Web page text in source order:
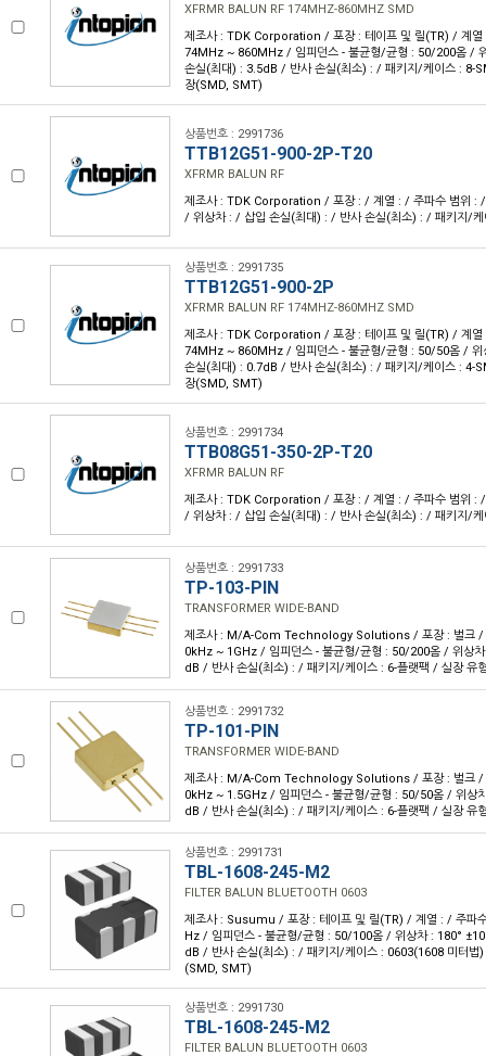
XFRMR BALUN RF 174MHZ-860MHZ SMD
제조사 : TDK Corporation / 포장 : 테이프 및 릴(TR) / 계
74MHz ~ 860MHz / 임피던스 - 불균형/균형 : 50/200옴 /
손실(최대) : 3.5dB / 반사 손실(최소) : / 패키지/케이스 : 8-
장(SMD, SMT)
상품번호 : 2991736
TTB12G51-900-2P-T20
XFRMR BALUN RF
제조사 : TDK Corporation / 포장 : / 계열 : / 주파수 범위 : /
/ 위상차 : / 삽입 손실(최대) : / 반사 손실(최소) : / 패키지/
상품번호 : 2991735
TTB12G51-900-2P
XFRMR BALUN RF 174MHZ-860MHZ SMD
제조사 : TDK Corporation / 포장 : 테이프 및 릴(TR) / 계
74MHz ~ 860MHz / 임피던스 - 불균형/균형 : 50/50옴 / 위
손실(최대) : 0.7dB / 반사 손실(최소) : / 패키지/케이스 : 4-
장(SMD, SMT)
상품번호 : 2991734
TTB08G51-350-2P-T20
XFRMR BALUN RF
제조사 : TDK Corporation / 포장 : / 계열 : / 주파수 범위 : /
/ 위상차 : / 삽입 손실(최대) : / 반사 손실(최소) : / 패키지/
상품번호 : 2991733
TP-103-PIN
TRANSFORMER WIDE-BAND
제조사 : M/A-Com Technology Solutions / 포장 : 벌크 /
0kHz ~ 1GHz / 임피던스 - 불균형/균형 : 50/200옴 / 위상
dB / 반사 손실(최소) : / 패키지/케이스 : 6-플랫팩 / 실장 유
상품번호 : 2991732
TP-101-PIN
TRANSFORMER WIDE-BAND
제조사 : M/A-Com Technology Solutions / 포장 : 벌크 /
0kHz ~ 1.5GHz / 임피던스 - 불균형/균형 : 50/50옴 / 위상
dB / 반사 손실(최소) : / 패키지/케이스 : 6-플랫팩 / 실장 유
상품번호 : 2991731
TBL-1608-245-M2
FILTER BALUN BLUETOOTH 0603
제조사 : Susumu / 포장 : 테이프 및 릴(TR) / 계열 : / 주파
Hz / 임피던스 - 불균형/균형 : 50/100옴 / 위상차 : 180°
dB / 반사 손실(최소) : / 패키지/케이스 : 0603(1608 미터법
(SMD, SMT)
상품번호 : 2991730
TBL-1608-245-M2
FILTER BALUN BLUETOOTH 0603